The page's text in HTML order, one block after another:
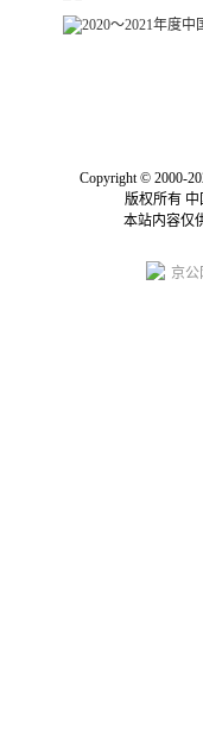
2020～2021年度中
Copyright © 2000-
版权所有
本站内容仅
京公